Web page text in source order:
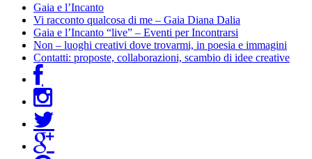
Gaia e l’Incanto
Vi racconto qualcosa di me – Gaia Diana Dalia
Gaia e l’Incanto “live” – Eventi per Incontrarsi
Non – luoghi creativi dove trovarmi, in poesia e immagini
Contatti: proposte, collaborazioni, scambio di idee creative